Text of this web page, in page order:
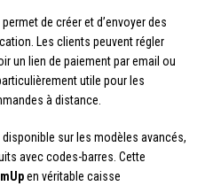
de créer et d’envoyer des
Les clients peuvent régler
un lien de paiement par email ou
utile pour les
à distance.
sur les modèles avancés,
avec codes-barres. Cette
en véritable caisse